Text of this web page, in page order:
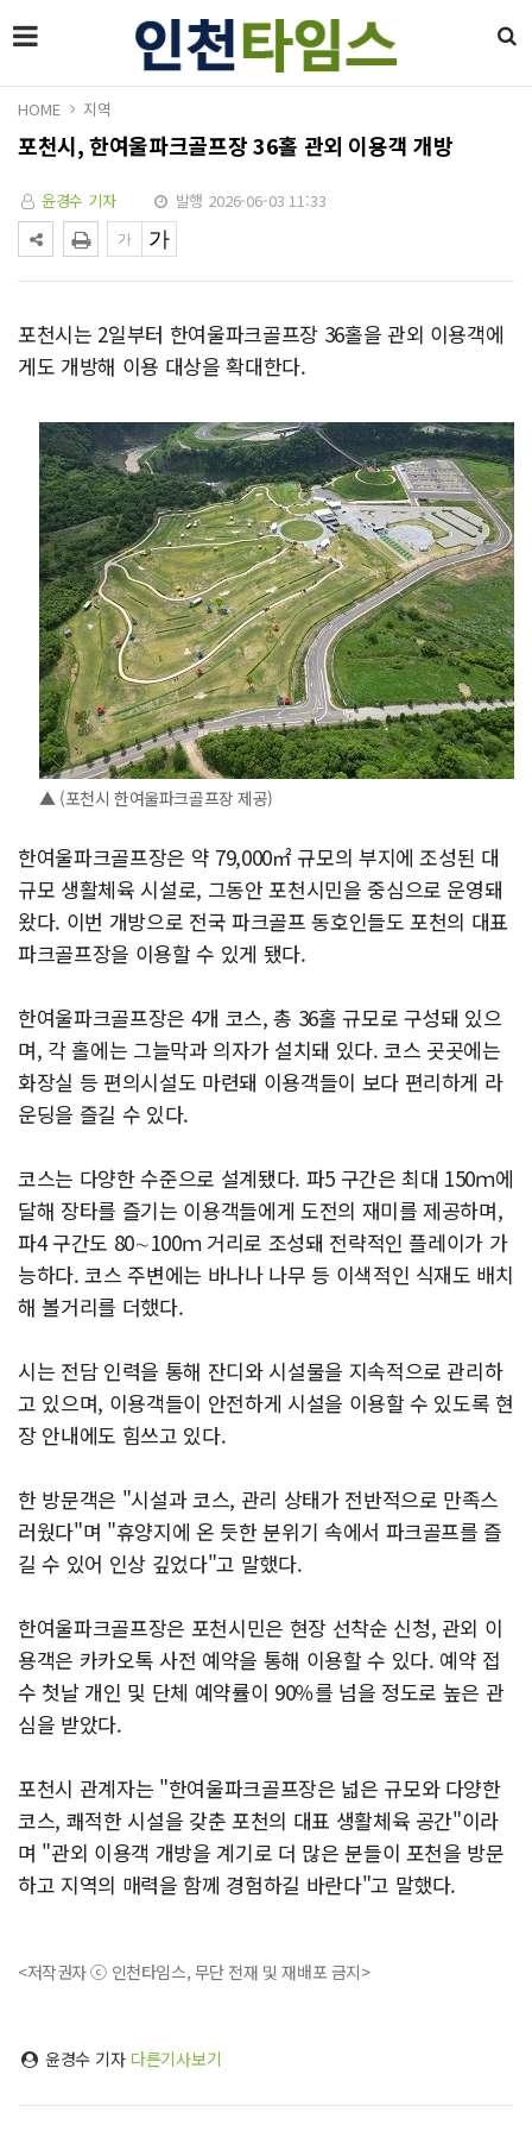
HOME 지역
포천시, 한여울파크골프장 36홀 관외 이용객 개방
윤경수 기자 발행 2026-06-03 11:33
포천시는 2일부터 한여울파크골프장 36홀을 관외 이용객에
게도 개방해 이용 대상을 확대한다.
▲ (포천시 한여울파크골프장 제공)
한여울파크골프장은 약 79,000㎡ 규모의 부지에 조성된 대
규모 생활체육 시설로, 그동안 포천시민을 중심으로 운영돼
왔다. 이번 개방으로 전국 파크골프 동호인들도 포천의 대표
파크골프장을 이용할 수 있게 됐다.
한여울파크골프장은 4개 코스, 총 36홀 규모로 구성돼 있으
며, 각 홀에는 그늘막과 의자가 설치돼 있다. 코스 곳곳에는
화장실 등 편의시설도 마련돼 이용객들이 보다 편리하게 라
운딩을 즐길 수 있다.
코스는 다양한 수준으로 설계됐다. 파5 구간은 최대 150ｍ에
달해 장타를 즐기는 이용객들에게 도전의 재미를 제공하며,
파4 구간도 80∼100ｍ 거리로 조성돼 전략적인 플레이가 가
능하다. 코스 주변에는 바나나 나무 등 이색적인 식재도 배치
해 볼거리를 더했다.
시는 전담 인력을 통해 잔디와 시설물을 지속적으로 관리하
고 있으며, 이용객들이 안전하게 시설을 이용할 수 있도록 현
장 안내에도 힘쓰고 있다.
한 방문객은 "시설과 코스, 관리 상태가 전반적으로 만족스
러웠다"며 "휴양지에 온 듯한 분위기 속에서 파크골프를 즐
길 수 있어 인상 깊었다"고 말했다.
한여울파크골프장은 포천시민은 현장 선착순 신청, 관외 이
용객은 카카오톡 사전 예약을 통해 이용할 수 있다. 예약 접
수 첫날 개인 및 단체 예약률이 90％를 넘을 정도로 높은 관
심을 받았다.
포천시 관계자는 "한여울파크골프장은 넓은 규모와 다양한
코스, 쾌적한 시설을 갖춘 포천의 대표 생활체육 공간"이라
며 "관외 이용객 개방을 계기로 더 많은 분들이 포천을 방문
하고 지역의 매력을 함께 경험하길 바란다"고 말했다.
<저작권자 ⓒ 인천타임스, 무단 전재 및 재배포 금지>
윤경수 기자 다른기사보기